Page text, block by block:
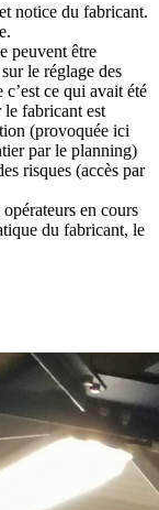
notice du fabricant.
peuvent être
le réglage des
ce qui avait été
fabricant est
(provoquée ici
par le planning)
risques (accès par
en cours
du fabricant, le